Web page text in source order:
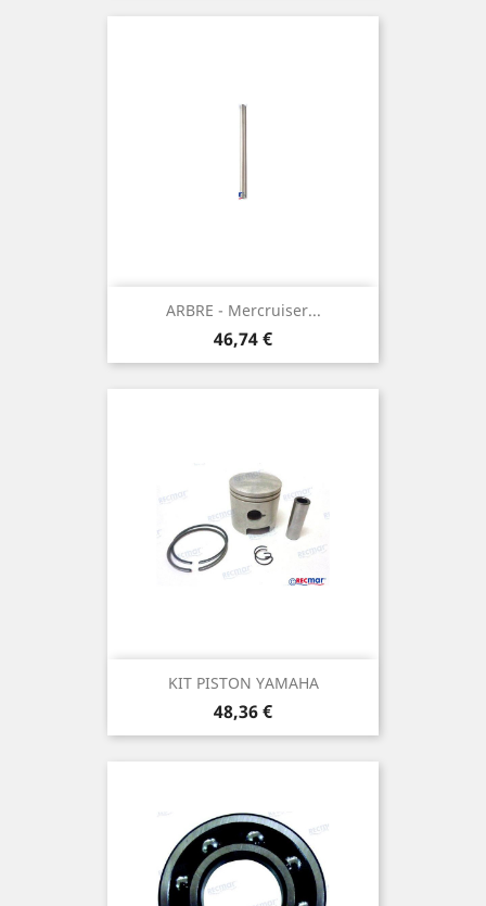
ARBRE - Mercruiser...
Prix
46,74 €
KIT PISTON YAMAHA
Prix
48,36 €